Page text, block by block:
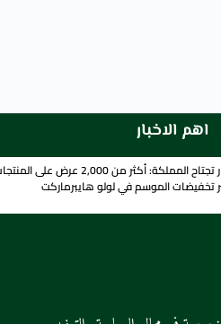
اهم الاخبار
عاصفة الأسعار تجتاح المملكة: أكثر من 2,000 عرض على
تخفيضات الموسم في لولو هايبرماركت